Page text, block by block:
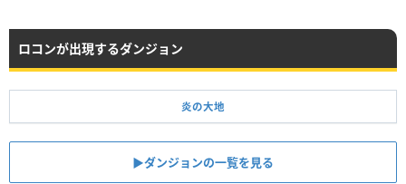
ロコンが出現するダンジョン
炎の大地
▶︎ダンジョンの一覧を見る